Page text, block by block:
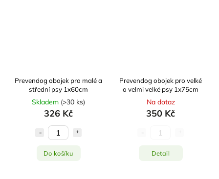
Prevendog obojek pro malé a
střední psy 1x60cm
Skladem (>30 ks)
326 Kč
Do košíku
Prevendog obojek pro velké
a velmi velké psy 1x75cm
Na dotaz
350 Kč
Detail